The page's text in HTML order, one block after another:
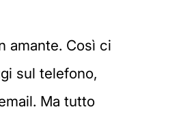
amante. Così ci
sul telefono,
Ma tutto